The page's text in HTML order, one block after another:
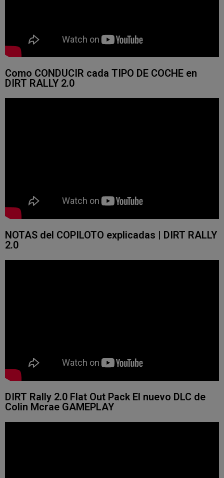
Como CONDUCIR cada TIPO DE COCHE en
DIRT RALLY 2.0
NOTAS del COPILOTO explicadas | DIRT RALLY
2.0
DIRT Rally 2.0 Flat Out Pack El nuevo DLC de
Colin Mcrae GAMEPLAY